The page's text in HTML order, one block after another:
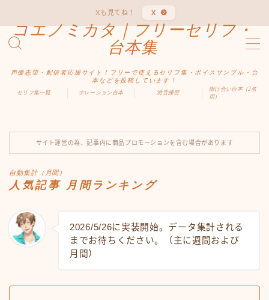
Xも見てね！ X
コエノミカタ｜フリーセリフ・
台本集
声優志望・配信者応援サイト！フリーで使えるセリフ集・ボイスサンプル・台
本などを投稿しています！
MENU
男性向け
女性向け
ファンタジー
セリフ集一覧 ナレーション台本 滑舌練習
掛け合い台本（2名
用）
サイト運営の為、記事内に商品プロモーションを含む場合があります
自動集計（月間）
人気記事 月間ランキング
2026/5/26に実装開始。データ集計される
までお待ちください。（主に週間および
月間）